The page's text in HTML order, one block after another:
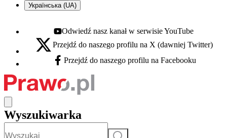
Українська (UA)
Youtube - otwiera się w nowej karcie
Odwiedź nasz kanał w serwisie YouTube
X - otwiera się w nowej karcie
Przejdź do naszego profilu na X (dawniej Twitter)
Facebook - otwiera się w nowej karcie
Przejdź do naszego profilu na Facebooku
Wyszukiwarka
Szukaj